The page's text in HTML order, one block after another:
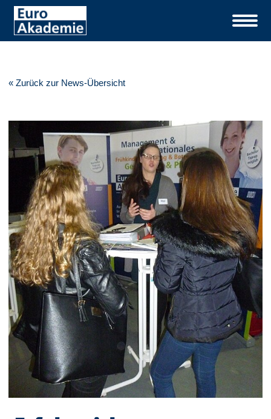
« Zurück zur News-Übersicht